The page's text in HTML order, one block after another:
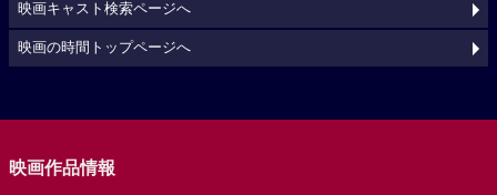
映画キャスト検索ページへ
映画の時間トップページへ
映画作品情報